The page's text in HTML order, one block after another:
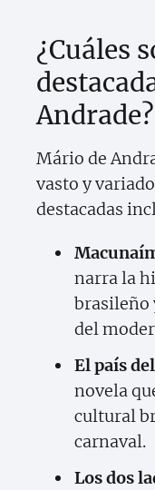
¿Cuáles
Andrade?
Mário de
vasto y
destacadas
narra la
brasileño
del
El país
novela
cultural
carnaval.
Los dos